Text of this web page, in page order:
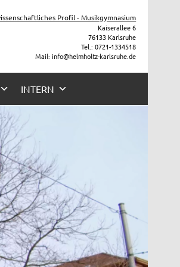
Profil - Musikgymnasium
Kaiserallee 6
76133 Karlsruhe
Tel.: 0721-1334518
Mail: info@helmholtz-karlsruhe.de
INTERN